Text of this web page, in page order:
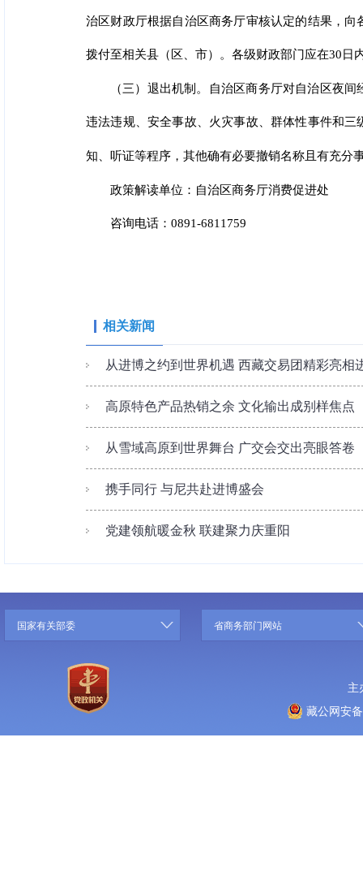
治区财政厅根据自治区商务厅审核认定的结果，
拨付至相关县（区、市）。各级财政部门应在30日
（三）退出机制。自治区商务厅对自治区夜
违法违规、安全事故、火灾事故、群体性事件和
知、听证等程序，其他确有必要撤销名称且有充分
政策解读单位：自治区商务厅消费促进处
咨询电话：0891-6811759
相关新闻
从进博之约到世界机遇 西藏交易团精彩亮相
高原特色产品热销之余 文化输出成别样焦点
从雪域高原到世界舞台 广交会交出亮眼答卷
携手同行 与尼共赴进博盛会
党建领航暖金秋 联建聚力庆重阳
国家有关部委 省商务部门网站
主
藏公网安备